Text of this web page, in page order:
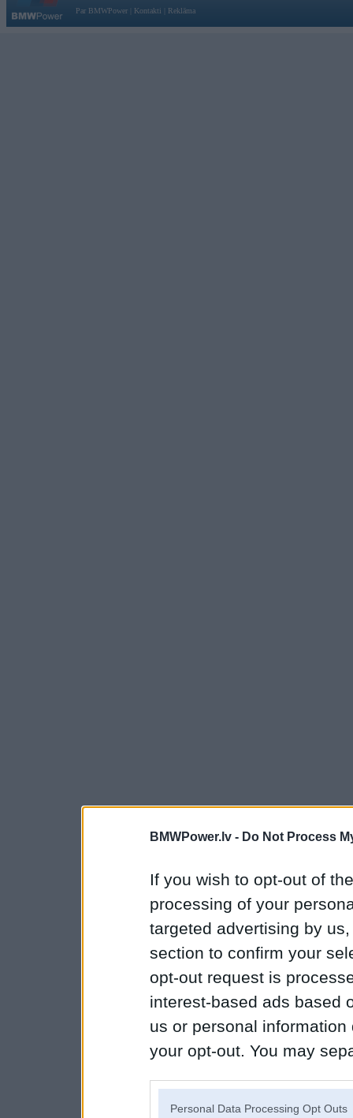
BMWPower.lv - Do Not Process
If you wish to opt-out of
processing of your
targeted advertising by
section to confirm your
opt-out request is
interest-based ads based
us or personal
your opt-out. You may
Personal Data Processing Opt Outs
Par BMWPower
Kontakti Reklāma